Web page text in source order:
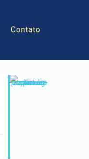
Contato